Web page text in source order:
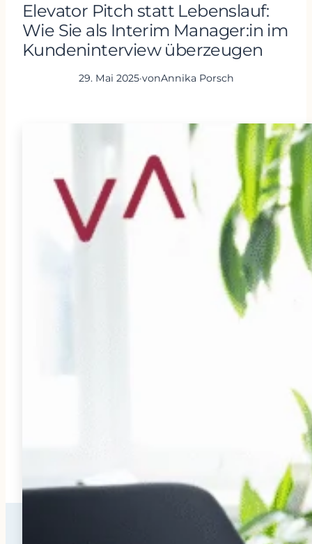
Elevator Pitch statt Lebenslauf:
Wie Sie als Interim Manager:in im
Kundeninterview überzeugen
29. Mai 2025·vonAnnika Porsch